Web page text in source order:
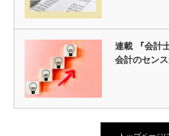
連載 『会計
会計のセン